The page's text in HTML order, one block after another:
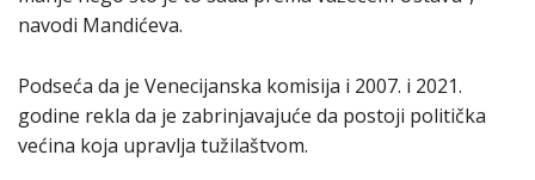
navodi Mandićeva.
Podseća da je Venecijanska komisija i 2007. i 2021.
godine rekla da je zabrinjavajuće da postoji politička
većina koja upravlja tužilaštvom.